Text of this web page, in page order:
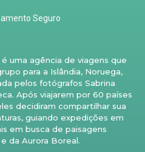
Seguro
uma agência de viagens que
para a Islândia, Noruega,
pelos fotógrafos Sabrina
Após viajarem por 60 países
decidiram compartilhar sua
guiando expedições em
em busca de paisagens
da Aurora Boreal.